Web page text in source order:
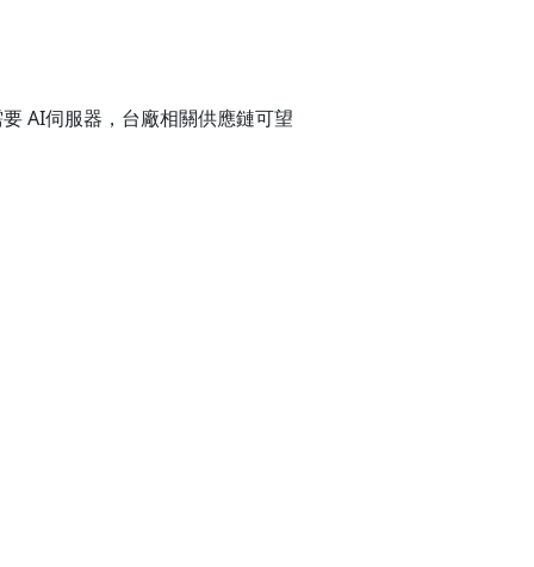
AI伺服器，台廠相關供應鏈可望